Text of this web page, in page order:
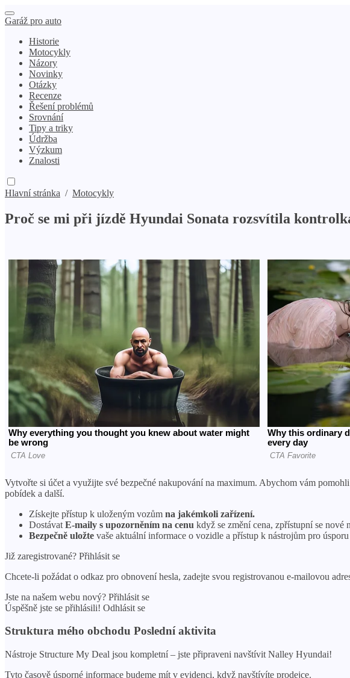
Garáž pro auto
Historie
Motocykly
Názory
Novinky
Otázky
Recenze
Řešení problémů
Srovnání
Tipy a triky
Údržba
Výzkum
Znalosti
Hlavní stránka / Motocykly
Proč se mi při jízdě Hyundai Sonata rozsvítila
Vytvořte si účet a využijte své bezpečné nakupování na maximum. Abychom vám
pobídek a další.
Získejte přístup k uloženým vozům na jakémkoli zařízení.
Dostávat E-maily s upozorněním na cenu když se změní cena, zpřístupní se nové
Bezpečně uložte vaše aktuální informace o vozidle a přístup k nástrojům pro
Již zaregistrované? Přihlásit se
Chcete-li požádat o odkaz pro obnovení hesla, zadejte svou registrovanou e-mailovou
Jste na našem webu nový? Přihlásit se
Úspěšně jste se přihlásili! Odhlásit se
Struktura mého obchodu Poslední aktivita
Nástroje Structure My Deal jsou kompletní – jste připraveni navštívit Nalley Hyundai!
Tyto časově úsporné informace budeme mít v evidenci, když navštívíte prodejce.